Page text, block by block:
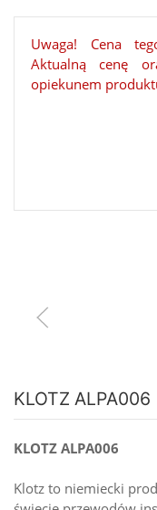
Uwaga! Cena
Aktualną cenę
opiekunem
KLOTZ ALPA006
KLOTZ ALPA006
Klotz to niemiecki